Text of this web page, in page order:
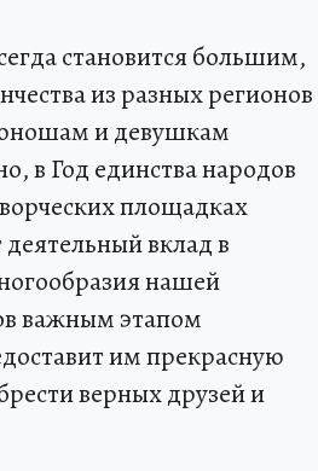
становится большим,
из разных регионов
и девушкам
в Год единства народов
площадках
вклад в
нашей
важным этапом
им прекрасную
верных друзей и